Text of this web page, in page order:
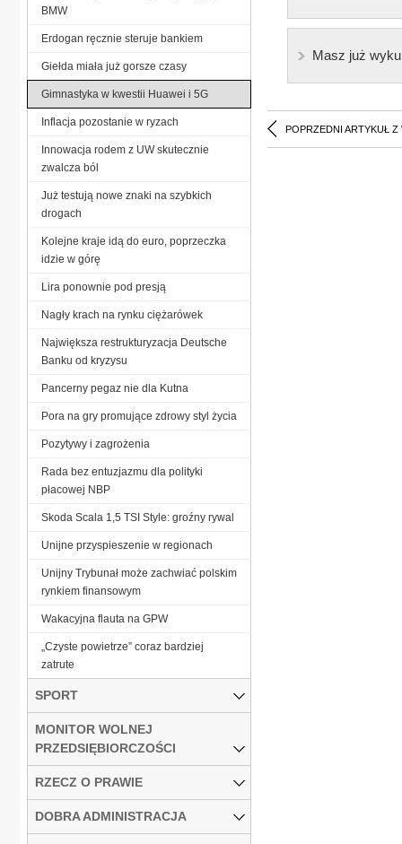
Masz już
POPRZEDNI ARTYKUŁ Z
BMW
Erdogan ręcznie steruje bankiem
Giełda miała już gorsze czasy
Gimnastyka w kwestii Huawei i 5G
Inflacja pozostanie w ryzach
Innowacja rodem z UW skutecznie
zwalcza ból
Już testują nowe znaki na szybkich
drogach
Kolejne kraje idą do euro, poprzeczka
idzie w górę
Lira ponownie pod presją
Nagły krach na rynku ciężarówek
Największa restrukturyzacja Deutsche
Banku od kryzysu
Pancerny pegaz nie dla Kutna
Pora na gry promujące zdrowy styl życia
Pozytywy i zagrożenia
Rada bez entuzjazmu dla polityki
płacowej NBP
Skoda Scala 1,5 TSI Style: groźny rywal
Unijne przyspieszenie w regionach
Unijny Trybunał może zachwiać polskim
rynkiem finansowym
Wakacyjna flauta na GPW
„Czyste powietrze” coraz bardziej
zatrute
SPORT
MONITOR WOLNEJ
PRZEDSIĘBIORCZOŚCI
RZECZ O PRAWIE
DOBRA ADMINISTRACJA